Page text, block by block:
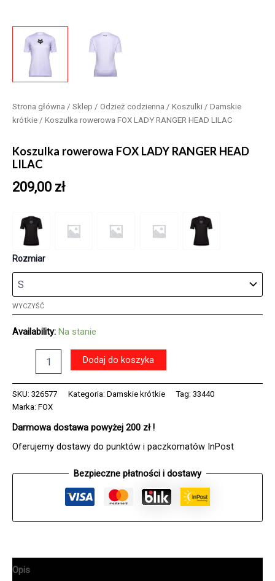
Strona główna / Sklep / Odzież codzienna / Koszulki / Damskie
krótkie / Koszulka rowerowa FOX LADY RANGER HEAD LILAC
Koszulka rowerowa FOX LADY RANGER HEAD
LILAC
209,00 zł
Rozmiar
WYCZYŚĆ
Availability: Na stanie
FOX
LADY
HEAD
LILAC
Dodaj do koszyka
SKU: 326577 Kategoria: Damskie krótkie Tag: 33440
Marka: FOX
Darmowa dostawa powyżej 200 zł !
Oferujemy dostawy do punktów i paczkomatów InPost
Bezpieczne płatności i dostawy
Opis